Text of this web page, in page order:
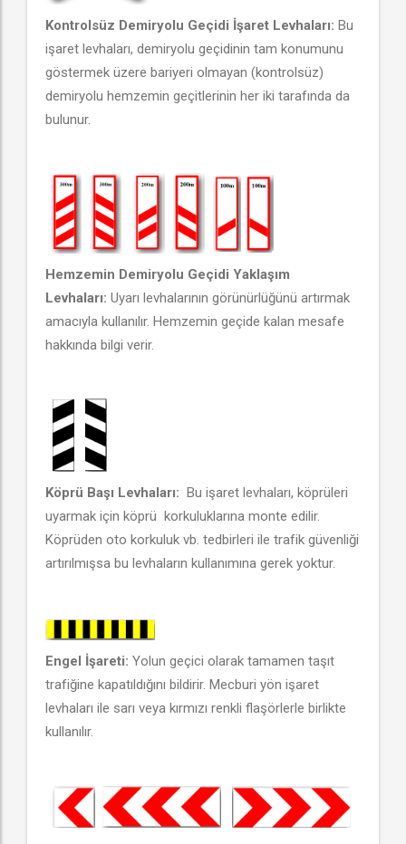
Kontrolsüz Demiryolu Geçidi İşaret Levhaları: Bu
işaret levhaları, demiryolu geçidinin tam konumunu
göstermek üzere bariyeri olmayan (kontrolsüz)
demiryolu hemzemin geçitlerinin her iki tarafında da
bulunur.
Hemzemin Demiryolu Geçidi Yaklaşım
Levhaları: Uyarı levhalarının görünürlüğünü artırmak
amacıyla kullanılır. Hemzemin geçide kalan mesafe
hakkında bilgi verir.
Köprü Başı Levhaları: Bu işaret levhaları, köprüleri
uyarmak için köprü korkuluklarına monte edilir.
Köprüden oto korkuluk vb. tedbirleri ile trafik güvenliği
artırılmışsa bu levhaların kullanımına gerek yoktur.
Engel İşareti: Yolun geçici olarak tamamen taşıt
trafiğine kapatıldığını bildirir. Mecburi yön işaret
levhaları ile sarı veya kırmızı renkli flaşörlerle birlikte
kullanılır.